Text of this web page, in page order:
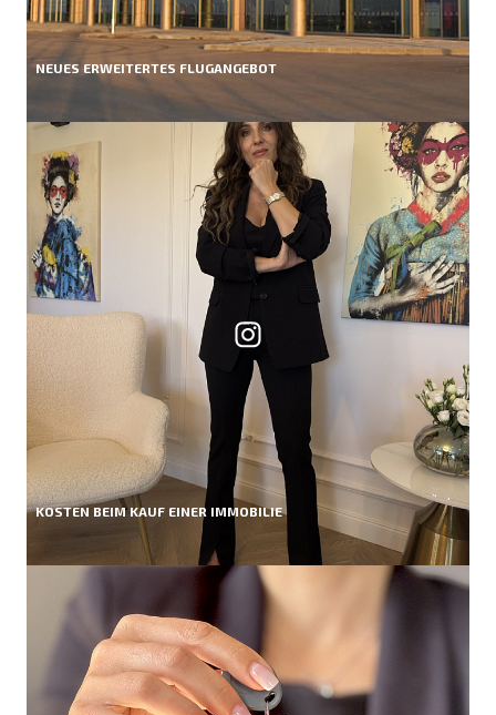
NEUES ERWEITERTES FLUGANGEBOT
KOSTEN BEIM KAUF EINER IMMOBILIE